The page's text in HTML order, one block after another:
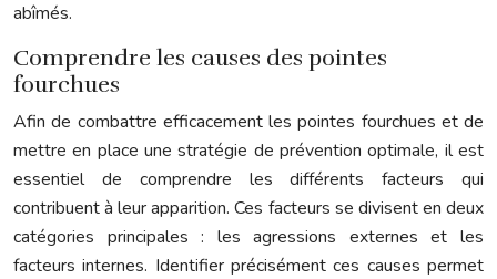
abîmés.
Comprendre les causes des pointes
fourchues
Afin de combattre efficacement les pointes fourchues et de
mettre en place une stratégie de prévention optimale, il est
essentiel de comprendre les différents facteurs qui
contribuent à leur apparition. Ces facteurs se divisent en deux
catégories principales : les agressions externes et les
facteurs internes. Identifier précisément ces causes permet